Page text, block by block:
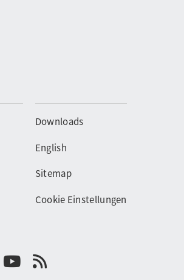
Downloads
English
Sitemap
Cookie Einstellungen